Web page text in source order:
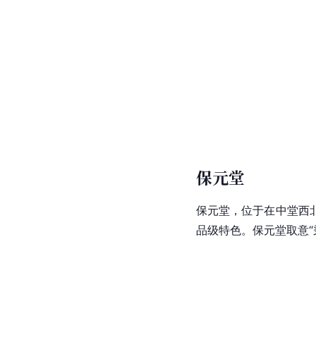
保元堂
保元堂，位于在中堂西
品级特色。保元堂取意